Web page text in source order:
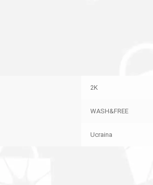
2K
WASH&FREE
Ucraina